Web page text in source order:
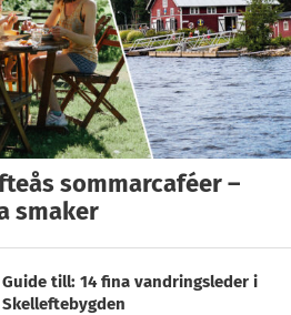
sommarcaféer –
smaker
Guide till: 14 fina vandringsleder i
Skelleftebygden